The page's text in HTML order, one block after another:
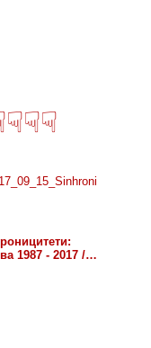
1987 - 2017 /…